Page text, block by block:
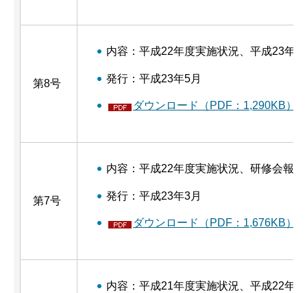
第8号
内容：平成22年度実施状況、平成23年
発行：平成23年5月
ダウンロード（PDF：1,290KB）
第7号
内容：平成22年度実施状況、研修会報告
発行：平成23年3月
ダウンロード（PDF：1,676KB）
内容：平成21年度実施状況、平成22年